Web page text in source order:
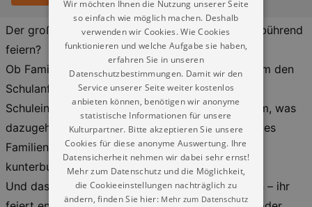
Der große Tag steht bevor – und ihr wollt ihn gebührend
feiern?
Ob Familie, Paten oder Freunde: Feiert gemeinsam den
Schulanfang eures Kindes bei der großen
Schuleinführungsfeier in Oskarshausen – mit allem, was
dazugehört! Euch erwartet ein liebevoll gestaltetes
Familienevent voller Highlights, Genuss und
kunterbuntem Freizeitparkspaß.
Und das Beste: Wir übernehmen die Organisation – ihr
Wir möchten Ihnen die Nutzung unserer Seite
so einfach wie möglich machen. Deshalb
verwenden wir Cookies. Wie Cookies
funktionieren und welche Aufgabe sie haben,
erfahren Sie in unseren
Datenschutzbestimmungen. Damit wir den
Service unserer Seite weiter kostenlos
anbieten können, benötigen wir anonyme
statistische Informationen für unsere
Kulturpartner. Bitte akzeptieren Sie unsere
Cookies für diese anonyme Auswertung. Ihre
Datensicherheit nehmen wir dabei sehr ernst!
Mehr zum Datenschutz und die Möglichkeit,
die Cookieeinstellungen nachträglich zu
ändern, finden Sie hier: Mehr zum Datenschutz